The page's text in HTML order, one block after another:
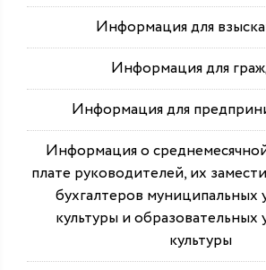
Информация для
Информация для
Информация для
Информация о
плате руководителей, их
бухгалтеров муниципальных
культуры и
культуры